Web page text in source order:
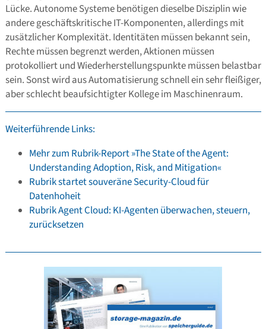
Lücke. Autonome Systeme benötigen dieselbe Disziplin wie
andere geschäftskritische IT-Komponenten, allerdings mit
zusätzlicher Komplexität. Identitäten müssen bekannt sein,
Rechte müssen begrenzt werden, Aktionen müssen
protokolliert und Wiederherstellungspunkte müssen belastbar
sein. Sonst wird aus Automatisierung schnell ein sehr fleißiger,
aber schlecht beaufsichtigter Kollege im Maschinenraum.
Weiterführende Links:
Mehr zum Rubrik-Report »The State of the Agent:
Understanding Adoption, Risk, and Mitigation«
Rubrik startet souveräne Security-Cloud für
Datenhoheit
Rubrik Agent Cloud: KI-Agenten überwachen, steuern,
zurücksetzen